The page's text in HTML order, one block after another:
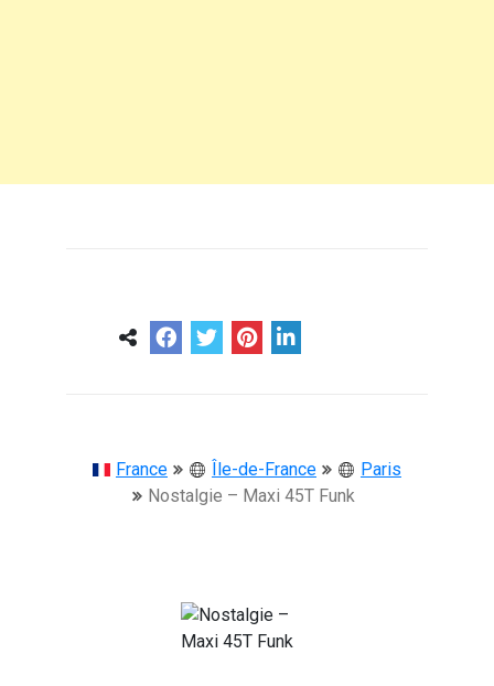
France Île-de-France
Paris
Nostalgie – Maxi 45T Funk